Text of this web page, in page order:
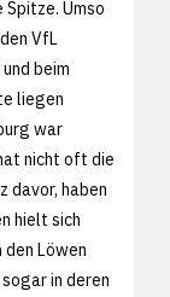
Umso
VfL
beim
liegen
war
nicht oft die
davor, haben
hielt sich
Löwen
in deren